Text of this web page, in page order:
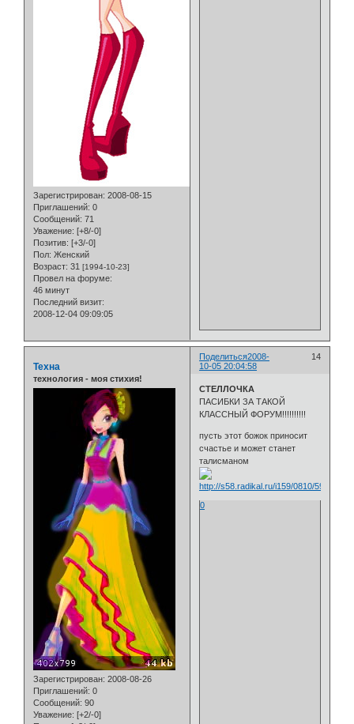
Зарегистрирован: 2008-08-15
Приглашений: 0
Сообщений: 71
Уважение: [+8/-0]
Позитив: [+3/-0]
Пол: Женский
Возраст: 31 [1994-10-23]
Провел на форуме:
46 минут
Последний визит:
2008-12-04 09:09:05
Поделиться 14
2008-
10-05 20:04:58
Техна
технология - моя стихия!
Зарегистрирован: 2008-08-26
Приглашений: 0
Сообщений: 90
Уважение: [+2/-0]
СТЕЛЛОЧКА
ПАСИБКИ ЗА ТАКОЙ
КЛАССНЫЙ ФОРУМ!!!!!!!!!!
пусть этот божок приносит
счастье и может станет
талисманом
0